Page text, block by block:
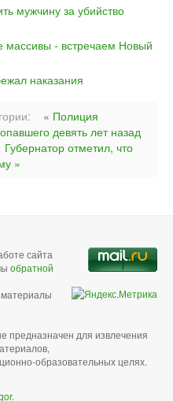
мужчину за убийство
- встречаем Новый
наказания
« Полиция
девять лет назад
Губернатор отметил, что
»
сайта
обратной
предназначен для извлечения
образовательных целях.
.